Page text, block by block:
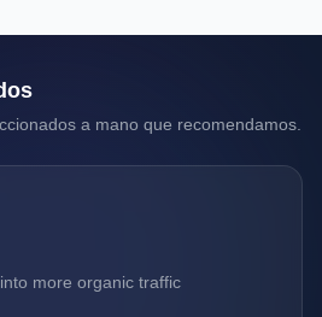
a mano que recomendamos.
more organic traffic